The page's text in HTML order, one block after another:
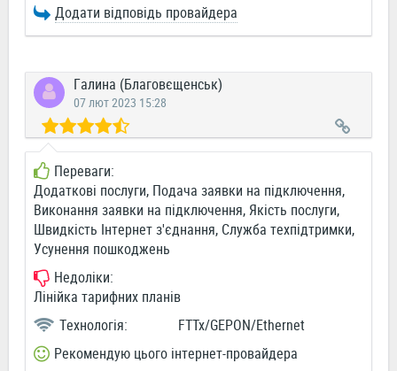
Додати відповідь провайдера
Галина (Благовєщенськ)
07 лют 2023 15:28
Переваги:
Додаткові послуги, Подача заявки на підключення,
Виконання заявки на підключення, Якість послуги,
Швидкість Інтернет з'єднання, Служба техпідтримки,
Усунення пошкоджень
Недоліки:
Лінійка тарифних планів
Технологія:
FTTx/GEPON/Ethernet
Рекомендую цього інтернет-провайдера